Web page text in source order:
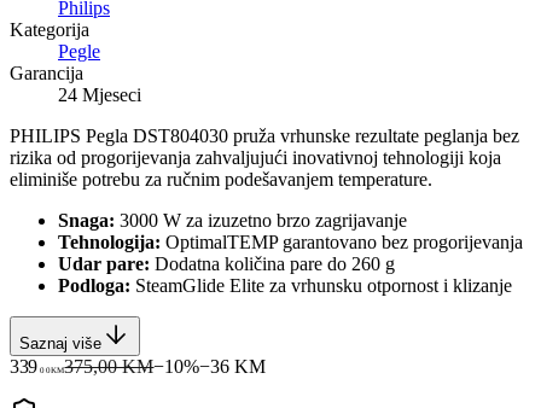
Philips
Kategorija
Pegle
Garancija
24 Mjeseci
PHILIPS Pegla DST804030 pruža vrhunske rezultate peglanja bez
rizika od progorijevanja zahvaljujući inovativnoj tehnologiji koja
eliminiše potrebu za ručnim podešavanjem temperature.
Snaga: 3000 W za izuzetno brzo zagrijavanje
Tehnologija: OptimalTEMP garantovano bez progorijevanja
Udar pare: Dodatna količina pare do 260 g
Podloga: SteamGlide Elite za vrhunsku otpornost i klizanje
Saznaj više
339 00KM375,00 KM−10%−36 KM